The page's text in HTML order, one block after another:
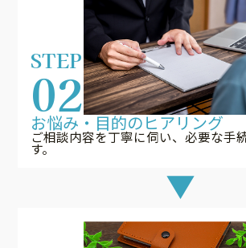
STEP
02
お悩み・目的のヒアリング
ご相談内容を丁寧に伺い、必要な手
す。